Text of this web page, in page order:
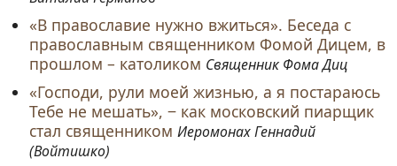
«В православие нужно вжиться». Беседа с
православным священником Фомой Дицем, в
прошлом – католиком Священник Фома Диц
«Господи, рули моей жизнью, а я постараюсь
Тебе не мешать», ‒ как московский пиарщик
стал священником Иеромонах Геннадий
(Войтишко)